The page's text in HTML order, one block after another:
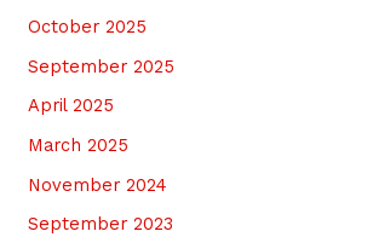
October 2025
September 2025
April 2025
March 2025
November 2024
September 2023